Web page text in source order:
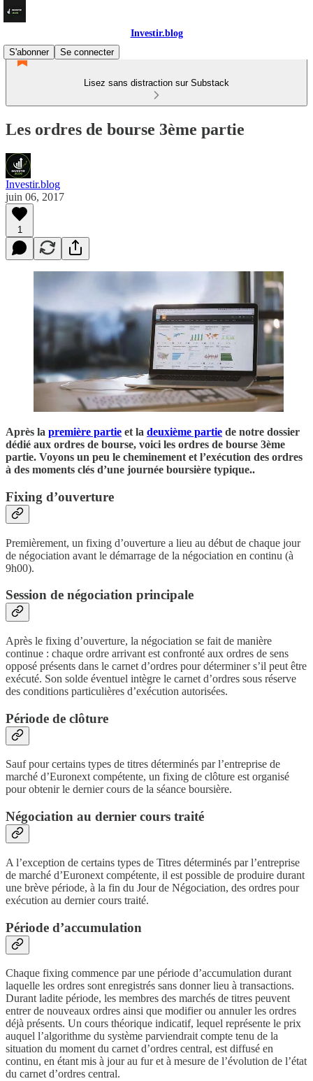
Investir.blog
S'abonner
Se connecter
Lisez sans distraction sur Substack
Les ordres de bourse 3ème partie
Investir.blog
juin 06, 2017
1
Après la première partie et la deuxième partie de notre dossier
dédié aux ordres de bourse, voici les ordres de bourse 3ème
partie. Voyons un peu le cheminement et l’exécution des ordres
à des moments clés d’une journée boursière typique..
Fixing d’ouverture
Premièrement, un fixing d’ouverture a lieu au début de chaque jour
de négociation avant le démarrage de la négociation en continu (à
9h00).
Session de négociation principale
Après le fixing d’ouverture, la négociation se fait de manière
continue : chaque ordre arrivant est confronté aux ordres de sens
opposé présents dans le carnet d’ordres pour déterminer s’il peut être
exécuté. Son solde éventuel intègre le carnet d’ordres sous réserve
des conditions particulières d’exécution autorisées.
Période de clôture
Sauf pour certains types de titres déterminés par l’entreprise de
marché d’Euronext compétente, un fixing de clôture est organisé
pour obtenir le dernier cours de la séance boursière.
Négociation au dernier cours traité
A l’exception de certains types de Titres déterminés par l’entreprise
de marché d’Euronext compétente, il est possible de produire durant
une brève période, à la fin du Jour de Négociation, des ordres pour
exécution au dernier cours traité.
Période d’accumulation
Chaque fixing commence par une période d’accumulation durant
laquelle les ordres sont enregistrés sans donner lieu à transactions.
Durant ladite période, les membres des marchés de titres peuvent
entrer de nouveaux ordres ainsi que modifier ou annuler les ordres
déjà présents. Un cours théorique indicatif, lequel représente le prix
auquel l’algorithme du système parviendrait compte tenu de la
situation du moment du carnet d’ordres central, est diffusé en
continu, en étant mis à jour au fur et à mesure de l’évolution de l’état
du carnet d’ordres central.